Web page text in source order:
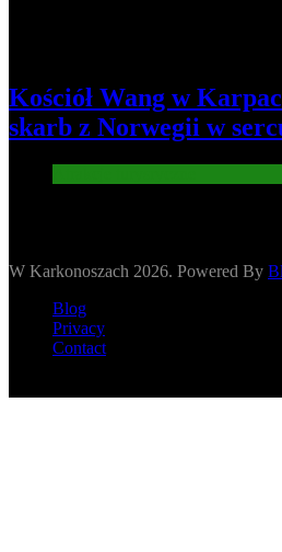
Kościół Wang w
skarb z Norwegii w
W Karkonoszach 2026. Powered By
Blog
Privacy
Contact